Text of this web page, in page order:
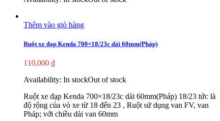
Thêm vào giỏ hàng
Ruột xe đạp Kenda 700×18/23c dài 60mm(Pháp)
110,000 ₫
Availability: In stockOut of stock
Ruột xe đạp Kenda 700×18/23c dài 60mm(Pháp) 18/23 tức là
độ rộng của vỏ xe từ 18 đến 23 , Ruột sử dụng van FV, van
Pháp; với chiều dài van 60mm